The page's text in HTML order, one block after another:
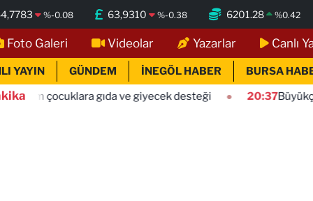
%-0.08 63,9310 %-0.38 6201.28 %0.42
Foto Galeri Videolar Yazarlar Canlı
YAYIN GÜNDEM İNEGÖL HABER BURSA
gıda ve giyecek desteği 20:37Büyükçekmece